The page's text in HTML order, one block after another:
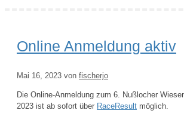
Online Anmeldung aktiv
Mai 16, 2023 von fischerjo
Die Online-Anmeldung zum 6. Nußlocher
2023 ist ab sofort über RaceResult möglich.